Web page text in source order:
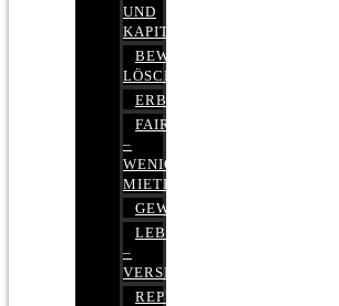
UND
KAPITALMARKTRECHT
BEWERTUNGEN
LÖSCHEN
ERBRECHT
FAIRMIETEN
–
WENIGER
MIETE
GEWERBERECHT
LEBENSVERSICHERUNG
–
VERSICHERUNGSRECHT
REPUTATIONSRECHT